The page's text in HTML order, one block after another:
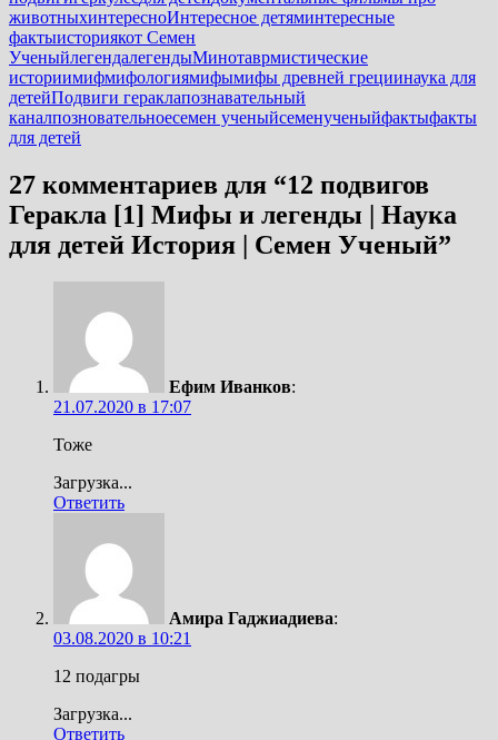
животныхинтересноИнтересное детяминтересные
фактыисториякот Семен
УченыйлегендалегендыМинотаврмистические
историимифмифологиямифымифы древней грециинаука для
детейПодвиги гераклапознавательный
каналпозновательноесемен ученыйсеменученыйфактыфакты
для детей
27 комментариев для “12 подвигов
Геракла [1] Мифы и легенды | Наука
для детей История | Семен Ученый”
Ефим Иванков:
21.07.2020 в 17:07
Тоже
Загрузка...
Ответить
Амира Гаджиадиева:
03.08.2020 в 10:21
12 подагры
Загрузка...
Ответить